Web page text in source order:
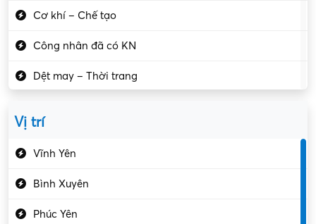
Cơ khí – Chế tạo
Công nhân đã có KN
Dệt may – Thời trang
Vị trí
Vĩnh Yên
Bình Xuyên
Phúc Yên